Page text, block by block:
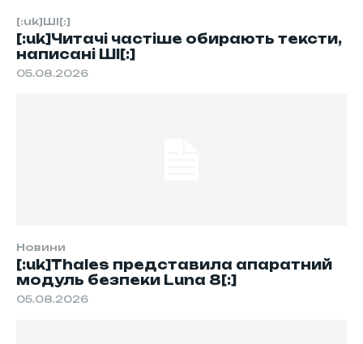
[:uk]ШІ[:]
[:uk]Читачі частіше обирають тексти,
написані ШІ[:]
05.08.2026
Новини
[:uk]Thales представила апаратний
модуль безпеки Luna 8[:]
05.08.2026